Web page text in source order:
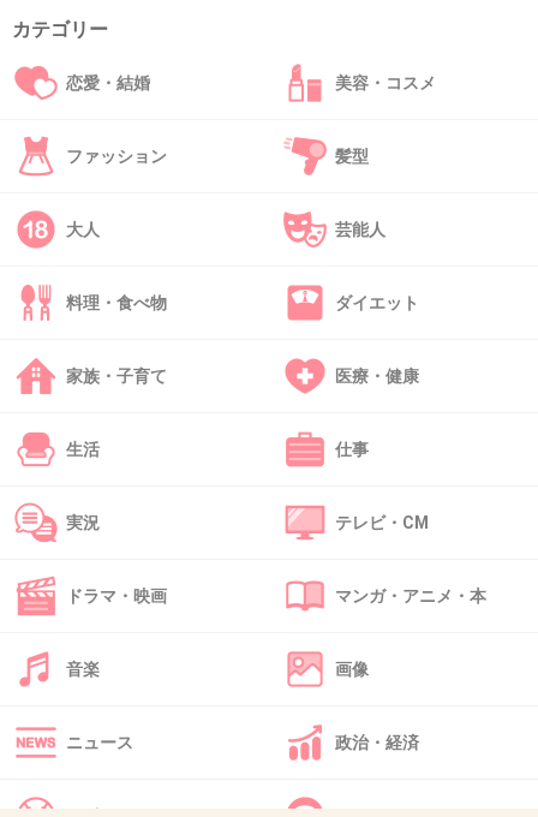
女の先生で熱いとひかれるかも？
+8
親野智可等先生が好きです。
勉強の教え方も大事だとは思いますが、人間性かな。
芯があって信念があって、人の気持ちによりそうような。
です。
32. 匿名
先生といえばやっぱり金八先生みたいな人が理想なのでは
ないでしょうか
カテゴリー
恋愛・結婚 美容・コスメ
ファッション 髪型
大人 芸能人
料理・食べ物 ダイエット
家族・子育て 医療・健康
生活 仕事
実況 テレビ・CM
ドラマ・映画 マンガ・アニメ・本
音楽 画像
ニュース 政治・経済